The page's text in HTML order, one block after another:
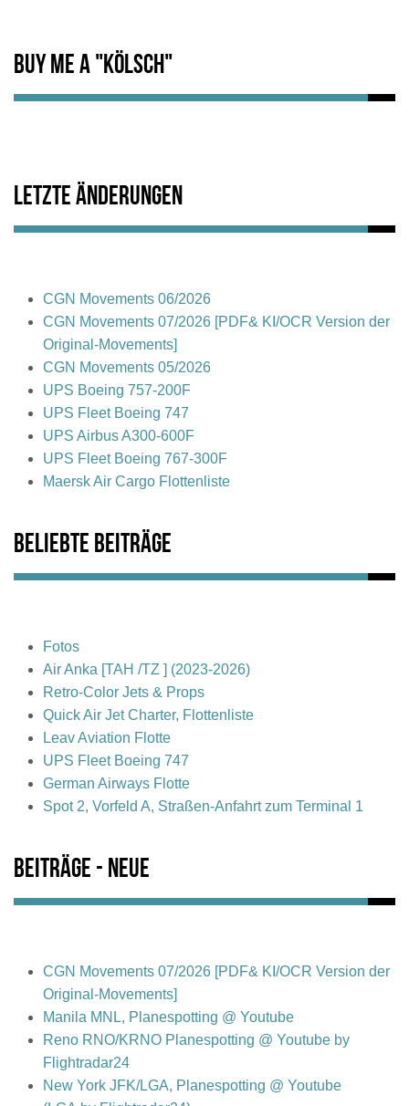
Buy me a "Kölsch"
Letzte Änderungen
CGN Movements 06/2026
CGN Movements 07/2026 [PDF& KI/OCR Version der
Original-Movements]
CGN Movements 05/2026
UPS Boeing 757-200F
UPS Fleet Boeing 747
UPS Airbus A300-600F
UPS Fleet Boeing 767-300F
Maersk Air Cargo Flottenliste
Beliebte Beiträge
Fotos
Air Anka [TAH /TZ ] (2023-2026)
Retro-Color Jets & Props
Quick Air Jet Charter, Flottenliste
Leav Aviation Flotte
UPS Fleet Boeing 747
German Airways Flotte
Spot 2, Vorfeld A, Straßen-Anfahrt zum Terminal 1
Beiträge - Neue
CGN Movements 07/2026 [PDF& KI/OCR Version der
Original-Movements]
Manila MNL, Planespotting @ Youtube
Reno RNO/KRNO Planespotting @ Youtube by
Flightradar24
New York JFK/LGA, Planespotting @ Youtube